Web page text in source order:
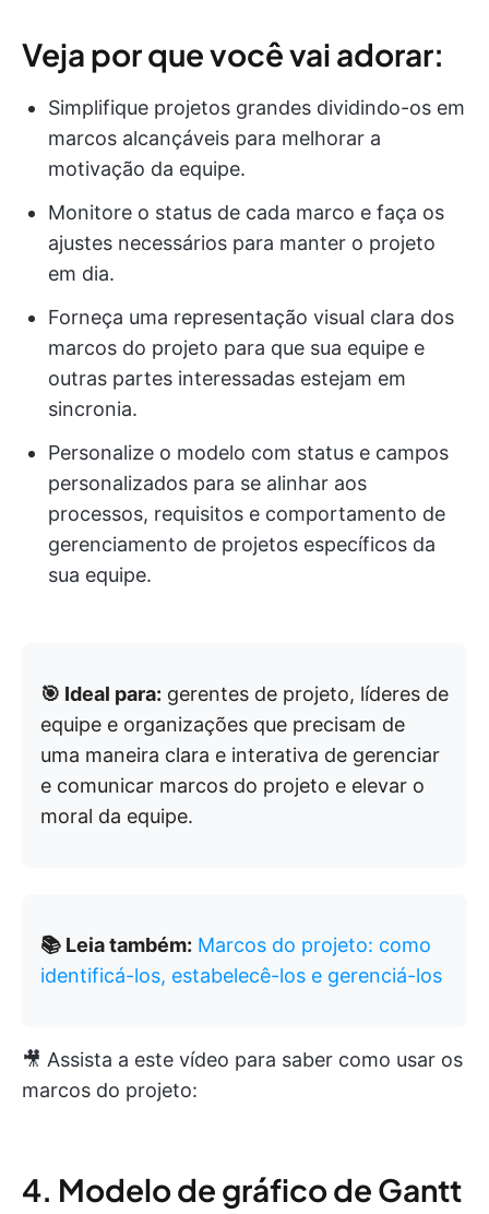
Veja por que você vai adorar:
Simplifique projetos grandes dividindo-os em
marcos alcançáveis para melhorar a
motivação da equipe.
Monitore o status de cada marco e faça os
ajustes necessários para manter o projeto
em dia.
Forneça uma representação visual clara dos
marcos do projeto para que sua equipe e
outras partes interessadas estejam em
sincronia.
Personalize o modelo com status e campos
personalizados para se alinhar aos
processos, requisitos e comportamento de
gerenciamento de projetos específicos da
sua equipe.
🎯 Ideal para: gerentes de projeto, líderes de
equipe e organizações que precisam de
uma maneira clara e interativa de gerenciar
e comunicar marcos do projeto e elevar o
moral da equipe.
📚 Leia também: Marcos do projeto: como
identificá-los, estabelecê-los e gerenciá-los
🎥 Assista a este vídeo para saber como usar os
marcos do projeto:
4. Modelo de gráfico de Gantt